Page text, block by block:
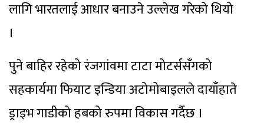
लागि भारतलाई आधार बनाउने उल्लेख गरेको थियो
।
पुने बाहिर रहेको रंजगांवमा टाटा मोटर्ससँगको
सहकार्यमा फियाट इन्डिया अटोमोबाइलले दायाँहाते
ड्राइभ गाडीको हबको रुपमा विकास गर्दैछ ।